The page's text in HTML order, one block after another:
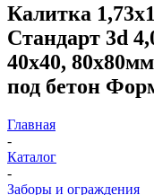
Калитка
Стандарт 3d
40х40,
под бетон
Главная
-
Каталог
-
Заборы и ограждения